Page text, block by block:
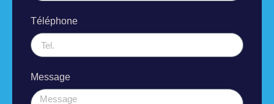
Téléphone
Message